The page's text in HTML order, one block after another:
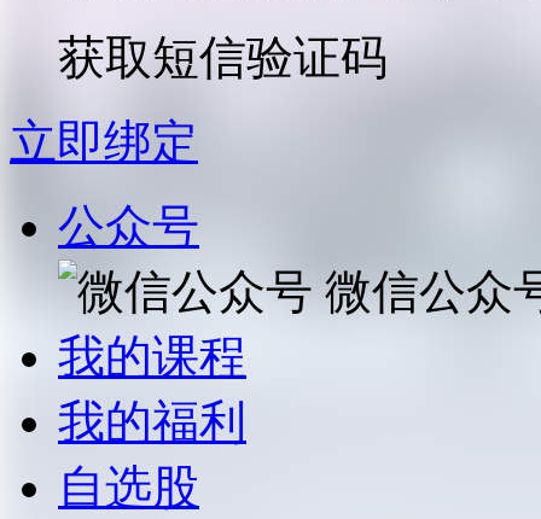
获取短信验证码
立即绑定
公众号
微信公众
我的课程
我的福利
自选股